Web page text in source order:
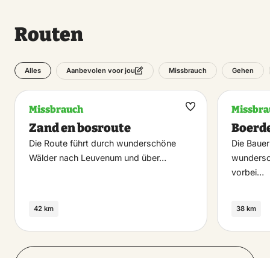
Routen
Alles Aanbevolen voor jou Missbrauch Gehen
Missbrauch
Zand en bosroute
Die Route führt durch wunderschöne
Wälder nach Leuvenum und über…
42 km
Maak
Die
vorbei…
38 km